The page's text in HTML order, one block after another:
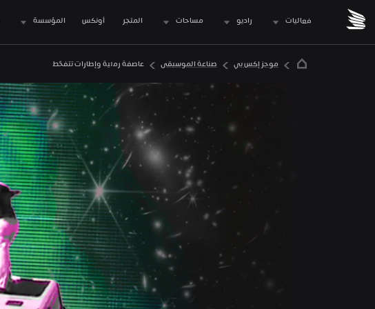
فعاليات راديو مساحات المتجر المؤسسة
موجز إكس بي صناعة الموسيقى عاصفة رملية وإطارات تتفحّط